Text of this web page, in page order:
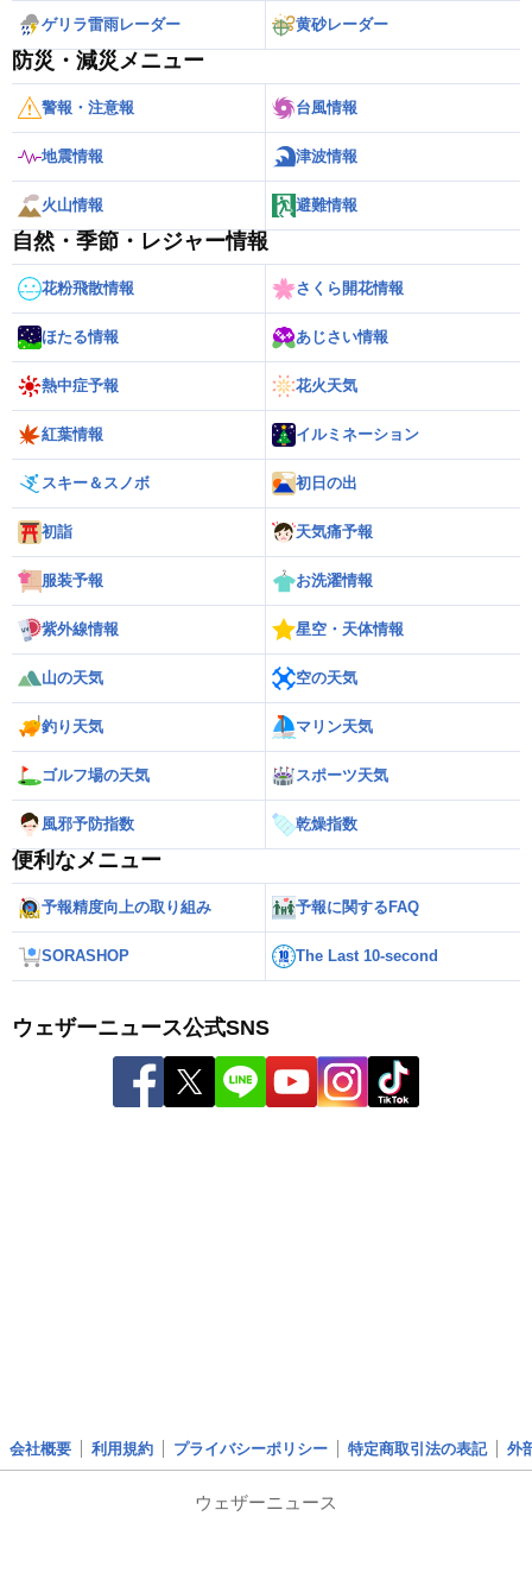
ゲリラ雷雨レーダー 黄砂レーダー
防災・減災メニュー
警報・注意報 台風情報
地震情報 津波情報
火山情報 避難情報
自然・季節・レジャー情報
花粉飛散情報 さくら開花情報
ほたる情報 あじさい情報
熱中症予報 花火天気
紅葉情報 イルミネーション
スキー＆スノボ 初日の出
初詣 天気痛予報
服装予報 お洗濯情報
紫外線情報 星空・天体情報
山の天気 空の天気
釣り天気 マリン天気
ゴルフ場の天気 スポーツ天気
風邪予防指数 乾燥指数
便利なメニュー
予報精度向上の取り組み 予報に関するFAQ
SORASHOP The Last 10-second
ウェザーニュース公式SNS
会社概要 利用規約 プライバシーポリシー 特定商取引法の表記 外
ウェザーニュース